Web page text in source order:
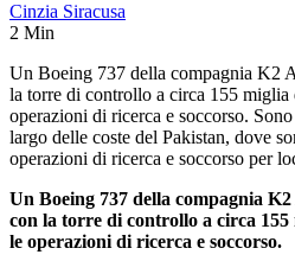
Cinzia Siracusa
2 Min
Un Boeing 737 della compagnia K2
la torre di controllo a circa 155
operazioni di ricerca e soccorso.
largo delle coste del Pakistan, dove
operazioni di ricerca e soccorso per
Un Boeing 737 della compagnia
con la torre di controllo a circa
le operazioni di ricerca e soccorso.